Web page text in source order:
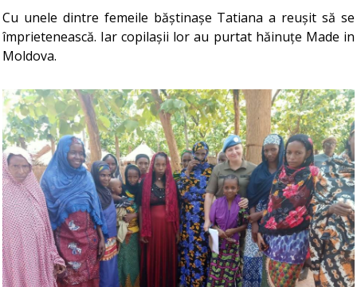
Cu unele dintre femeile băștinașe Tatiana a reușit să se
împrietenească. Iar copilașii lor au purtat hăinuțe Made in
Moldova.